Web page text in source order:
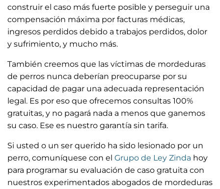
construir el caso más fuerte posible y perseguir una
compensación máxima por facturas médicas,
ingresos perdidos debido a trabajos perdidos, dolor
y sufrimiento, y mucho más.
También creemos que las víctimas de mordeduras
de perros nunca deberían preocuparse por su
capacidad de pagar una adecuada representación
legal. Es por eso que ofrecemos consultas 100%
gratuitas, y no pagará nada a menos que ganemos
su caso. Ese es nuestro garantía sin tarifa.
Si usted o un ser querido ha sido lesionado por un
perro, comuníquese con el Grupo de Ley Zinda hoy
para programar su evaluación de caso gratuita con
nuestros experimentados abogados de mordeduras